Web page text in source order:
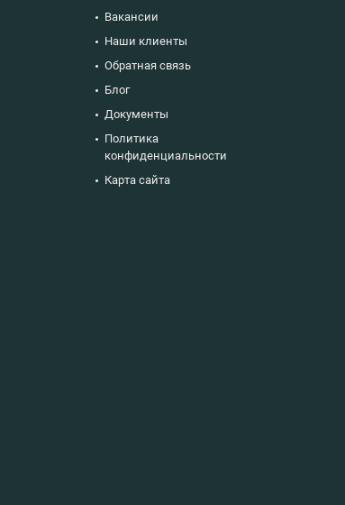
Вакансии
Наши клиенты
Обратная связь
Блог
Документы
Политика
конфиденциальности
Карта сайта